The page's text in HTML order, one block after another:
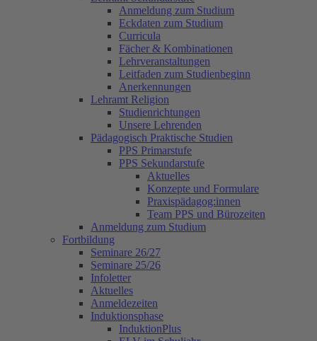
Anmeldung zum Studium
Eckdaten zum Studium
Curricula
Fächer & Kombinationen
Lehrveranstaltungen
Leitfaden zum Studienbeginn
Anerkennungen
Lehramt Religion
Studienrichtungen
Unsere Lehrenden
Pädagogisch Praktische Studien
PPS Primarstufe
PPS Sekundarstufe
Aktuelles
Konzepte und Formulare
Praxispädagog:innen
Team PPS und Bürozeiten
Anmeldung zum Studium
Fortbildung
Seminare 26/27
Seminare 25/26
Infoletter
Aktuelles
Anmeldezeiten
Induktionsphase
InduktionPlus